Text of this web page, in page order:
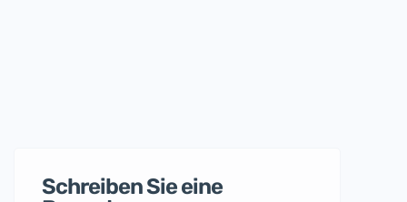
Schreiben Sie eine